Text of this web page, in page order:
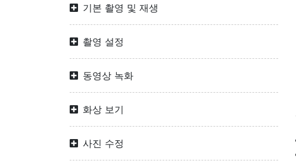
기본 촬영 및 재생
촬영 설정
동영상 녹화
화상 보기
사진 수정